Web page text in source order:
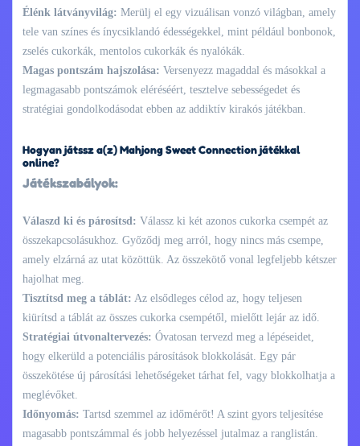
Élénk látványvilág: Merülj el egy vizuálisan vonzó világban, amely
tele van színes és ínycsiklandó édességekkel, mint például bonbonok,
zselés cukorkák, mentolos cukorkák és nyalókák.
Magas pontszám hajszolása: Versenyezz magaddal és másokkal a
legmagasabb pontszámok eléréséért, tesztelve sebességedet és
stratégiai gondolkodásodat ebben az addiktív kirakós játékban.
Hogyan játssz a(z) Mahjong Sweet Connection játékkal
online?
Játékszabályok:
Válaszd ki és párosítsd: Válassz ki két azonos cukorka csempét az
összekapcsolásukhoz. Győződj meg arról, hogy nincs más csempe,
amely elzárná az utat közöttük. Az összekötő vonal legfeljebb kétszer
hajolhat meg.
Tisztítsd meg a táblát: Az elsődleges célod az, hogy teljesen
kiürítsd a táblát az összes cukorka csempétől, mielőtt lejár az idő.
Stratégiai útvonaltervezés: Óvatosan tervezd meg a lépéseidet,
hogy elkerüld a potenciális párosítások blokkolását. Egy pár
összekötése új párosítási lehetőségeket tárhat fel, vagy blokkolhatja a
meglévőket.
Időnyomás: Tartsd szemmel az időmérőt! A szint gyors teljesítése
magasabb pontszámmal és jobb helyezéssel jutalmaz a ranglistán.